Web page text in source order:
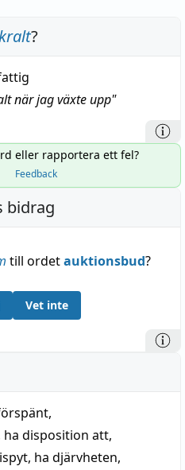
?
när jag växte upp"
eller rapportera ett fel?
Feedback
bidrag
till ordetauktionsbud?
Vet inte
,
ha disposition att,
, ha djärvheten,